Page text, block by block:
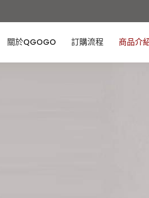
關於QGOGO 訂購流程 商品介